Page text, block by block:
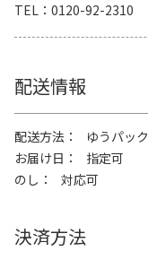
TEL
0120-92-2310
配送情報
配送方法
ゆうパック
お届け日
指定可
のし
対応可
決済方法